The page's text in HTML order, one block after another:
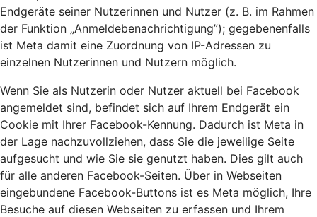
Endgeräte seiner Nutzerinnen und Nutzer (z. B. im Rahmen
der Funktion „Anmeldebenachrichtigung”); gegebenenfalls
ist Meta damit eine Zuordnung von IP-Adressen zu
einzelnen Nutzerinnen und Nutzern möglich.
Wenn Sie als Nutzerin oder Nutzer aktuell bei Facebook
angemeldet sind, befindet sich auf Ihrem Endgerät ein
Cookie mit Ihrer Facebook-Kennung. Dadurch ist Meta in
der Lage nachzuvollziehen, dass Sie die jeweilige Seite
aufgesucht und wie Sie sie genutzt haben. Dies gilt auch
für alle anderen Facebook-Seiten. Über in Webseiten
eingebundene Facebook-Buttons ist es Meta möglich, Ihre
Besuche auf diesen Webseiten zu erfassen und Ihrem